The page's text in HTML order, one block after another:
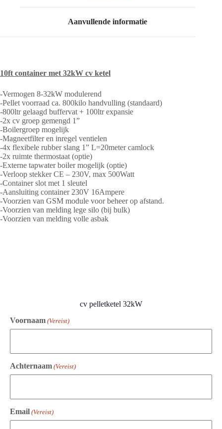
Aanvullende informatie
10ft container met 32kW cv ketel
-Vermogen 8-32kW modulerend
-Pellet voorraad ca. 800kilo handvulling (standaard)
-800ltr gelaagd buffervat + 100ltr expansie
-2x cv groep gemengd 1”
-Boilergroep mogelijk
-Magneetfilter en inregel ventielen
-4x flexibele rubber slang 1” L=20meter camlock
-2x ruimte thermostaat (optie)
-Externe tapwater boiler mogelijk (optie)
-Verloop stekker CE – 230V, max 500Watt
-Container slot met 1 sleutel
-Aansluiting container 230V 16Ampere
-Voorzien van GSM module voor beheer op afstand.
-Voorzien van melding lege silo (bij bulk)
-Voorzien van melding volle asbak
cv pelletketel 32kW
Voornaam (Vereist)
Achternaam (Vereist)
Email (Vereist)